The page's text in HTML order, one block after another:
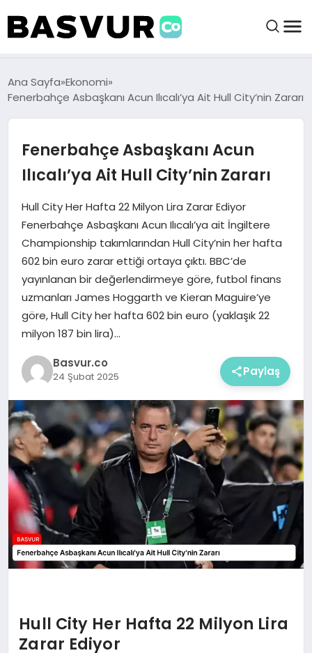
BAŞVURULAR
BAYILIKLER
İŞ FIKIRLERI
KRIPTO HABER
Ana Sayfa Ekonomi
Fenerbahçe Asbaşkanı Acun Ilıcalı’ya Ait Hull City’nin Zararı
Fenerbahçe Asbaşkanı Acun
Ilıcalı’ya Ait Hull City’nin Zararı
Hull City Her Hafta 22 Milyon Lira Zarar Ediyor
Fenerbahçe Asbaşkanı Acun Ilıcalı’ya ait İngiltere
Championship takımlarından Hull City’nin her hafta
602 bin euro zarar ettiği ortaya çıktı. BBC’de
yayınlanan bir değerlendirmeye göre, futbol finans
uzmanları James Hoggarth ve Kieran Maguire’ye
göre, Hull City her hafta 602 bin euro (yaklaşık 22
milyon 187 bin lira)…
Basvur.co
24 Şubat 2025 Paylaş
Hull City Her Hafta 22 Milyon Lira
Zarar Ediyor